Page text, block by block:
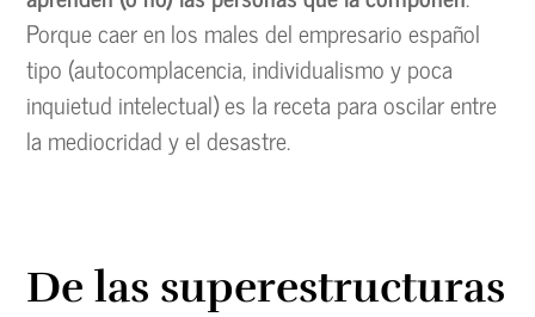
Porque caer en los males del empresario español
tipo (autocomplacencia, individualismo y poca
inquietud intelectual) es la receta para oscilar entre
la mediocridad y el desastre.
De las superestructuras